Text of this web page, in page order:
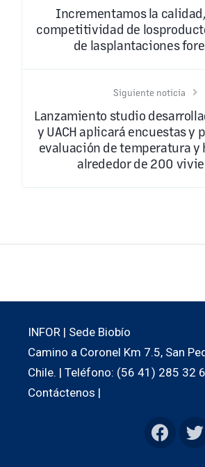
Incrementamos la
competitividad de
de lasplantaciones
Siguiente noticia
Lanzamiento studio
y UACH aplicará encuestas y
evaluación de temperatura y
alrededor de 200
INFOR | Sede Biobío
Camino a Coronel Km 7.5, San
Chile. | Teléfono: (56 41) 285 32
Contáctenos |